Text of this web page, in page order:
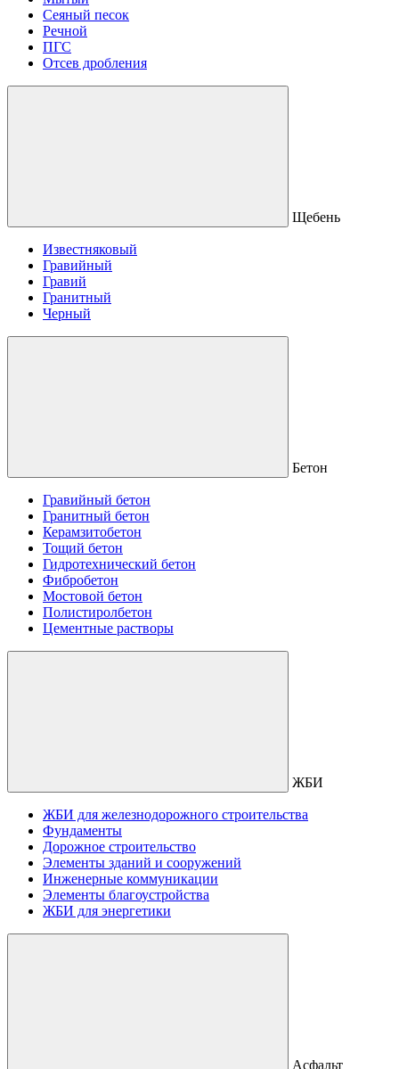
Сеяный песок
Речной
ПГС
Отсев дробления
Щебень
Известняковый
Гравийный
Гравий
Гранитный
Черный
Бетон
Гравийный бетон
Гранитный бетон
Керамзитобетон
Тощий бетон
Гидротехнический бетон
Фибробетон
Мостовой бетон
Полистиролбетон
Цементные растворы
ЖБИ
ЖБИ для железнодорожного строительства
Фундаменты
Дорожное строительство
Элементы зданий и сооружений
Инженерные коммуникации
Элементы благоустройства
ЖБИ для энергетики
Асфальт